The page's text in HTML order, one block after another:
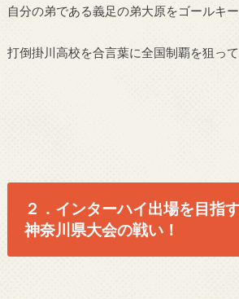
自分の弟である義足の弟大原をゴールキー
打倒掛川高校を合言葉に全国制覇を狙って
２．インターハイ出場を目指
神奈川県大会の戦い！